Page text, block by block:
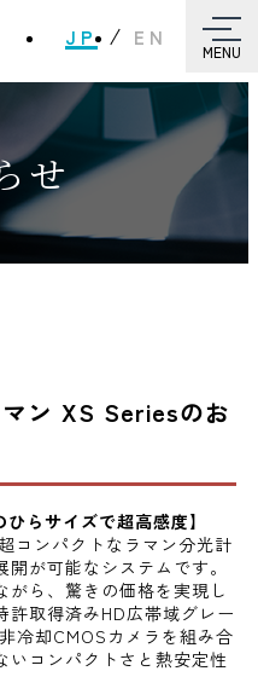
JP EN
MENU
せ
ン XS Seriesのお
らサイズで超高感度】
コンパクトなラマン分光計
が可能なシステムです。
がら、驚きの価格を実現し
取得済みHD広帯域グレー
冷却CMOSカメラを組み合
いコンパクトさと熱安定性